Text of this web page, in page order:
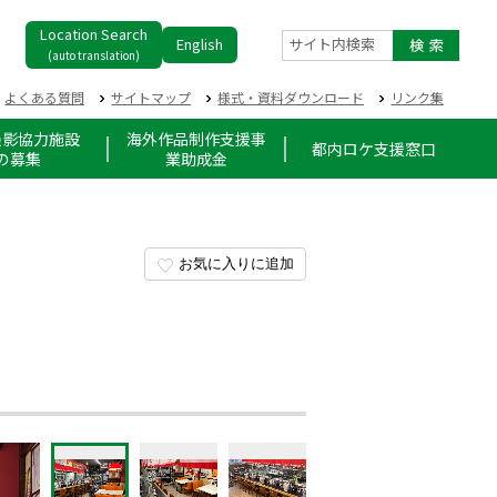
Location Search
(auto translation)
English サイト内検索
よくある質問 サイトマップ 様式・資料ダウンロード リンク集
協力施設
募集
海外作品制作支援事
業助成金
都内ロケ支援窓口
お気に入りに追加